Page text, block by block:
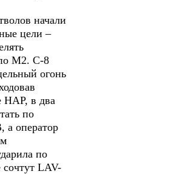
начали
цели –
М2. С-8
огонь
НАР, в два
по
оператор
по
сочтут LAV-